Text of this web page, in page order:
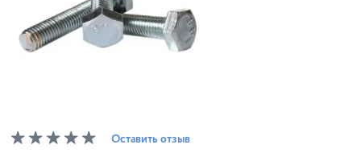
Оставить отзыв